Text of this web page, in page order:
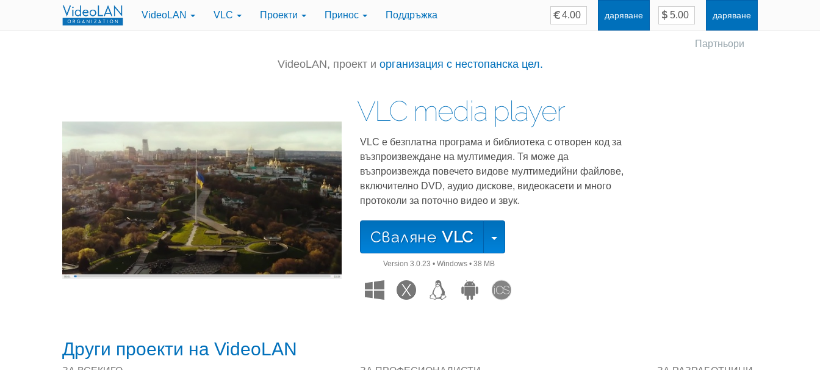
VideoLAN VLC Проекти Принос Поддръжка даряване даряване
VideoLAN, проект и организация с нестопанска цел.
Партньори
VLC media player
VLC е безплатна програма и библиотека с отворен код за
възпроизвеждане на мултимедия. Тя може да
възпроизвежда повечето видове мултимедийни файлове,
включително DVD, аудио дискове, видеокасети и много
протоколи за поточно видео и звук.
Сваляне VLC
Version 3.0.23 • Windows• 38 MB
Други проекти на VideoLAN